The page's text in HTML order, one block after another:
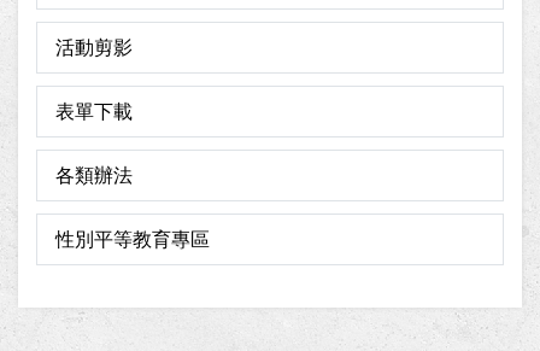
活動剪影
表單下載
各類辦法
性別平等教育專區